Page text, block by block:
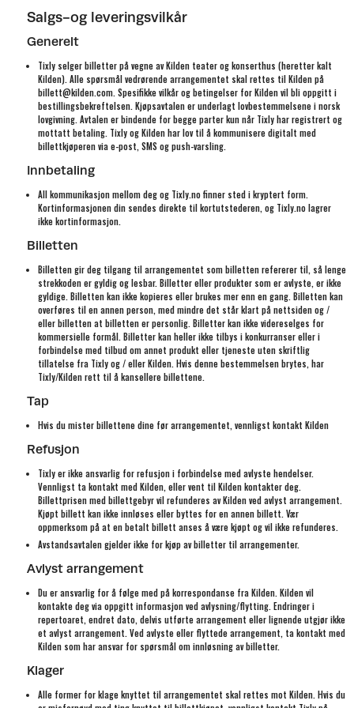
Salgs-og leveringsvilkår
Generelt
Tixly selger billetter på vegne av Kilden teater og konserthus (heretter kalt
Kilden). Alle spørsmål vedrørende arrangementet skal rettes til Kilden på
billett@kilden.com. Spesifikke vilkår og betingelser for Kilden vil bli oppgitt i
bestillingsbekreftelsen. Kjøpsavtalen er underlagt lovbestemmelsene i norsk
lovgivning. Avtalen er bindende for begge parter kun når Tixly har registrert og
mottatt betaling. Tixly og Kilden har lov til å kommunisere digitalt med
billettkjøperen via e-post, SMS og push-varsling.
Innbetaling
All kommunikasjon mellom deg og Tixly.no finner sted i kryptert form.
Kortinformasjonen din sendes direkte til kortutstederen, og Tixly.no lagrer
ikke kortinformasjon.
Billetten
Billetten gir deg tilgang til arrangementet som billetten refererer til, så lenge
strekkoden er gyldig og lesbar. Billetter eller produkter som er avlyste, er ikke
gyldige. Billetten kan ikke kopieres eller brukes mer enn en gang. Billetten kan
overføres til en annen person, med mindre det står klart på nettsiden og /
eller billetten at billetten er personlig. Billetter kan ikke videreselges for
kommersielle formål. Billetter kan heller ikke tilbys i konkurranser eller i
forbindelse med tilbud om annet produkt eller tjeneste uten skriftlig
tillatelse fra Tixly og / eller Kilden. Hvis denne bestemmelsen brytes, har
Tixly/Kilden rett til å kansellere billettene.
Tap
Hvis du mister billettene dine før arrangementet, vennligst kontakt Kilden
Refusjon
Tixly er ikke ansvarlig for refusjon i forbindelse med avlyste hendelser.
Vennligst ta kontakt med Kilden, eller vent til Kilden kontakter deg.
Billettprisen med billettgebyr vil refunderes av Kilden ved avlyst arrangement.
Kjøpt billett kan ikke innløses eller byttes for en annen billett. Vær
oppmerksom på at en betalt billett anses å være kjøpt og vil ikke refunderes.
Avstandsavtalen gjelder ikke for kjøp av billetter til arrangementer.
Avlyst arrangement
Du er ansvarlig for å følge med på korrespondanse fra Kilden. Kilden vil
kontakte deg via oppgitt informasjon ved avlysning/flytting. Endringer i
repertoaret, endret dato, delvis utførte arrangement eller lignende utgjør ikke
et avlyst arrangement. Ved avlyste eller flyttede arrangement, ta kontakt med
Kilden som har ansvar for spørsmål om innløsning av billetter.
Klager
Alle former for klage knyttet til arrangementet skal rettes mot Kilden. Hvis du